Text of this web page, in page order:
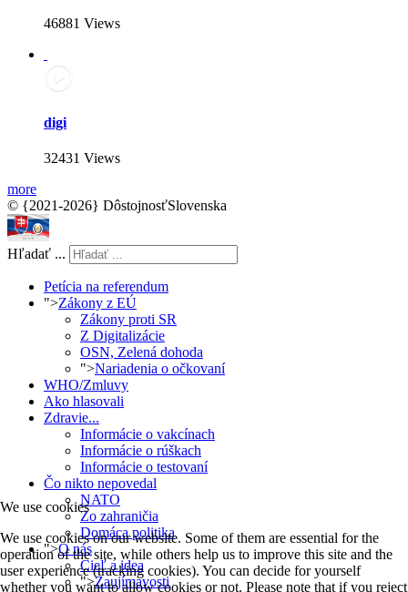
46881 Views
digi
32431 Views
more
© {2021-2026} DôstojnosťSlovenska
Hľadať ...
Petícia na referendum
">Zákony z EÚ
Zákony proti SR
Z Digitalizácie
OSN, Zelená dohoda
">Nariadenia o očkovaní
WHO/Zmluvy
Ako hlasovali
Zdravie...
Informácie o vakcínach
Informácie o rúškach
Informácie o testovaní
Čo nikto nepovedal
NATO
Zo zahraničia
Domáca politika
">O nás
Cieľ a idea
">Zaujímavosti
We use cookies
We use cookies on our website. Some of them are essential for the
operation of the site, while others help us to improve this site and the
user experience (tracking cookies). You can decide for yourself
whether you want to allow cookies or not. Please note that if you reject